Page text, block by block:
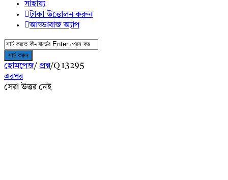
সাহায্য
টাকা উত্তোলন করুন
আড্ডাবাজ অ্যাপ
হোমপেজ/ প্রশ্ন/Q 13295
এরপর
সেরা উত্তর নেই